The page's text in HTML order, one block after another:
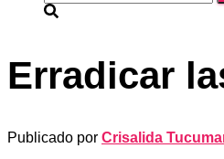
Erradicar
Publicado por Crisalida